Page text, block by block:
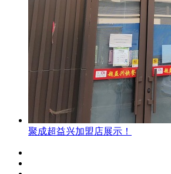
聚成超益兴加盟店展示！